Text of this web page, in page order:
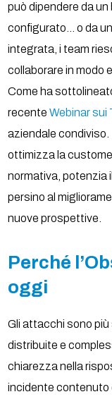
può dipendere da un
configurato… o da
integrata, i team
collaborare in modo
Come ha
recenteWebinar sui
aziendale condiviso.
ottimizza la
normativa, potenzia
persino al
nuove prospettive.
Perché
oggi
Gli attacchi sono
distribuite e
chiarezza nella
incidente contenuto